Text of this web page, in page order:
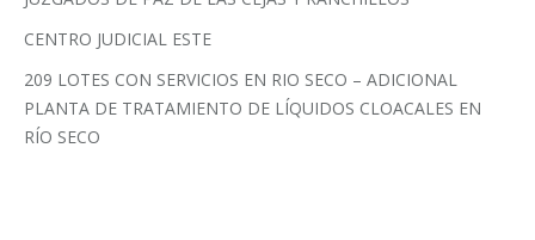
CENTRO JUDICIAL ESTE
209 LOTES CON SERVICIOS EN RIO SECO – ADICIONAL
PLANTA DE TRATAMIENTO DE LÍQUIDOS CLOACALES EN
RÍO SECO